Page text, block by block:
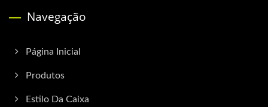
Navegação
Página Inicial
Produtos
Estilo Da Caixa